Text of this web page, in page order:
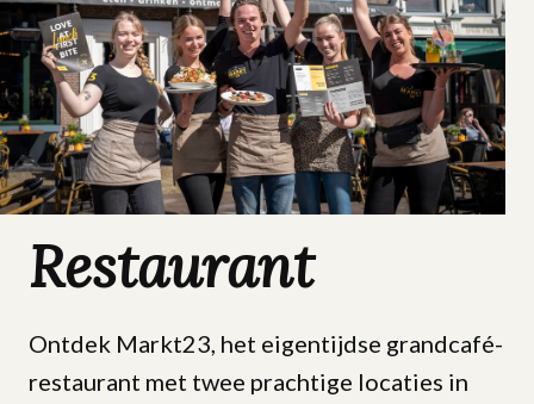
Restaurant
Ontdek Markt23, het eigentijdse grandcafé-
restaurant met twee prachtige locaties in